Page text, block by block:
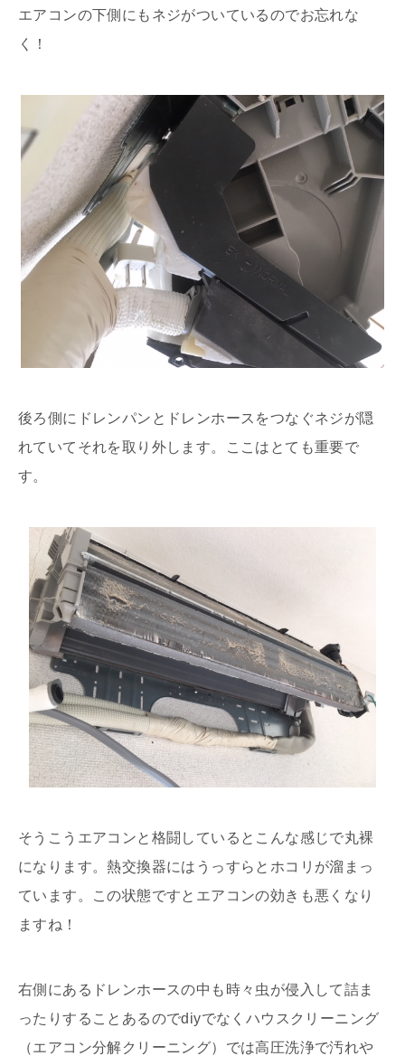
エアコンの下側にもネジがついているのでお忘れな
く！
後ろ側にドレンパンとドレンホースをつなぐネジが隠
れていてそれを取り外します。ここはとても重要で
す。
そうこうエアコンと格闘しているとこんな感じで丸裸
になります。熱交換器にはうっすらとホコリが溜まっ
ています。この状態ですとエアコンの効きも悪くなり
ますね！
右側にあるドレンホースの中も時々虫が侵入して詰ま
ったりすることあるのでdiyでなくハウスクリーニング
（エアコン分解クリーニング）では高圧洗浄で汚れや